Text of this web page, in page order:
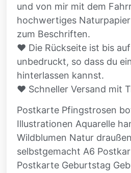
und von mir mit dem
hochwertiges
zum Beschriften.
♥ Die Rückseite ist bis
unbedruckt, so dass du
hinterlassen kannst.
♥ Schneller Versand mit
Postkarte Pfingstrosen
Illustrationen Aquarelle
Wildblumen Natur
selbstgemacht A6
Postkarte Geburtstag